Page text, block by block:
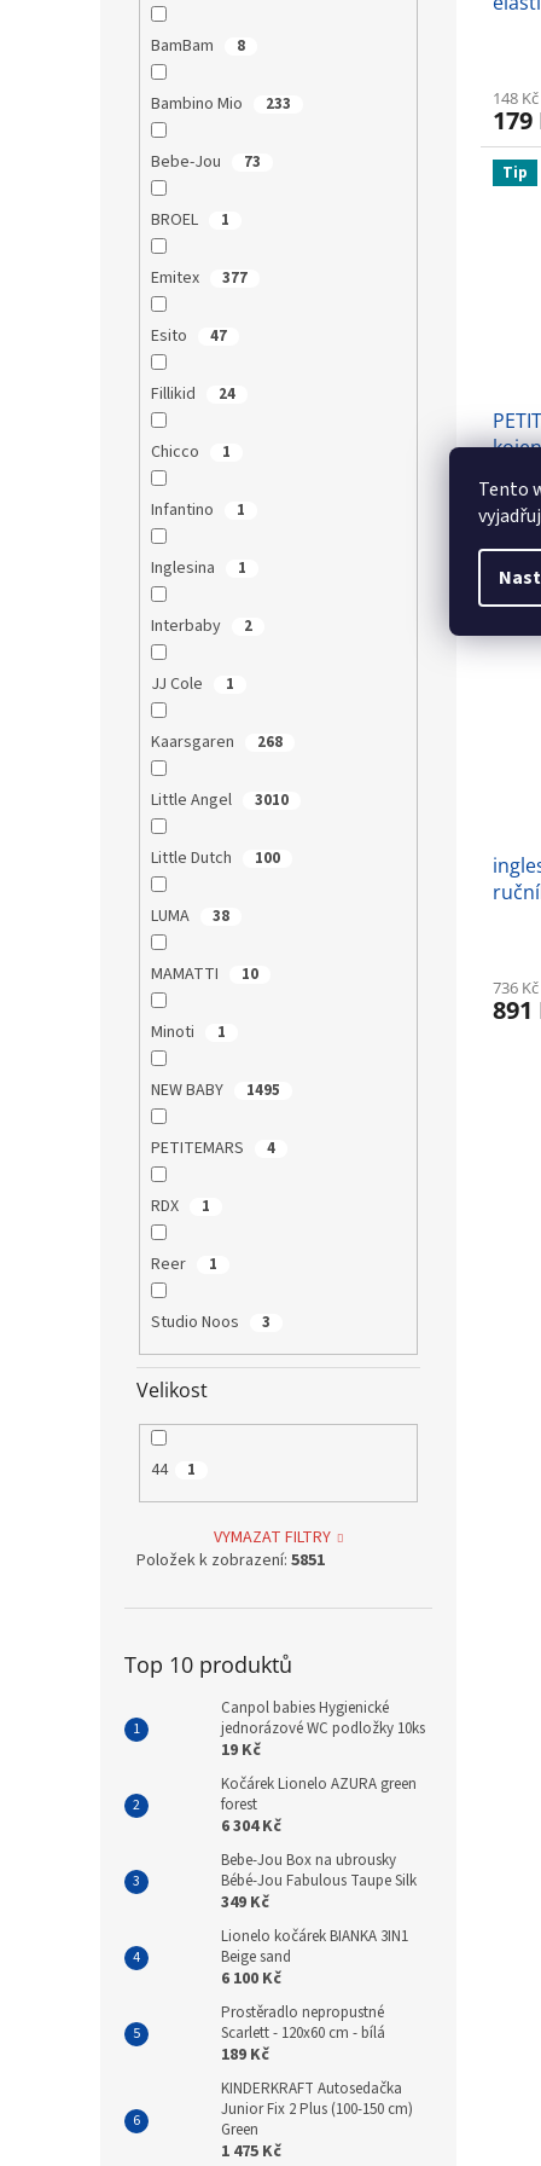
Tento
BamBam 8
Bambino Mio 233
Bebe-Jou 73
BROEL 1
Emitex 377
Esito 47
Fillikid 24
Chicco 1
Infantino 1
Inglesina 1
Interbaby 2
JJ Cole 1
Kaarsgaren 268
Little Angel 3010
Little Dutch 100
LUMA 38
MAMATTI 10
Minoti 1
NEW BABY 1495
PETITEMARS 4
RDX 1
Reer 1
Studio Noos 3
Velikost
44 1
VYMAZAT FILTRY
Položek k zobrazení: 5851
Top 10 produktů
Canpol babies Hygienické
jednorázové WC podložky 10ks
19 Kč
Kočárek Lionelo AZURA green
forest
6 304 Kč
Bebe-Jou Box na ubrousky
Bébé-Jou Fabulous Taupe Silk
349 Kč
Lionelo kočárek BIANKA 3IN1
Beige sand
6 100 Kč
Prostěradlo nepropustné
Scarlett - 120x60 cm - bílá
189 Kč
KINDERKRAFT Autosedačka
Junior Fix 2 Plus (100-150 cm)
Green
1 475 Kč
148
179
Tip
69 Kč
736
891